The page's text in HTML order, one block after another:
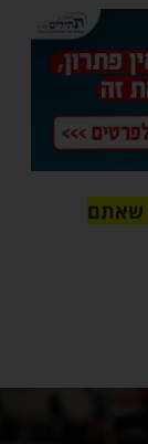
שהדם
כשאני
לפה",
לי, אין
לי מצב
הסוגיה
את